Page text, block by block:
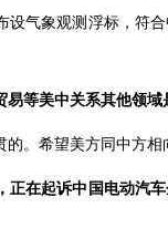
设气象观测浮标，符
等美中关系其他领
。希望美方同中方
正在起诉中国电动汽